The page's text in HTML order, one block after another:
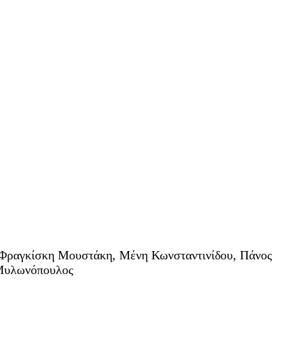
Μουστάκη, Μένη Κωνσταντινίδου, Πάνος